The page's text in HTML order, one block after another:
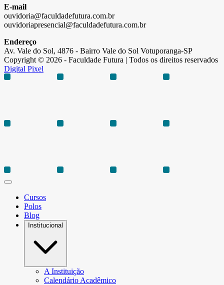
E-mail
ouvidoria@faculdadefutura.com.br
ouvidoriapresencial@faculdadefutura.com.br
Endereço
Av. Vale do Sol, 4876 - Bairro Vale do Sol Votuporanga-SP
Copyright © 2026 - Faculdade Futura | Todos os direitos reservados
Digital Pixel
Cursos
Polos
Blog
Institucional
A Instituição
Calendário Acadêmico